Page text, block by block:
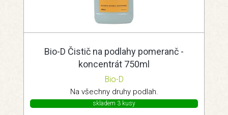
Bio-D Čistič na podlahy pomeranč -
koncentrát 750ml
Bio-D
Na všechny druhy podlah.
skladem 3 kusy